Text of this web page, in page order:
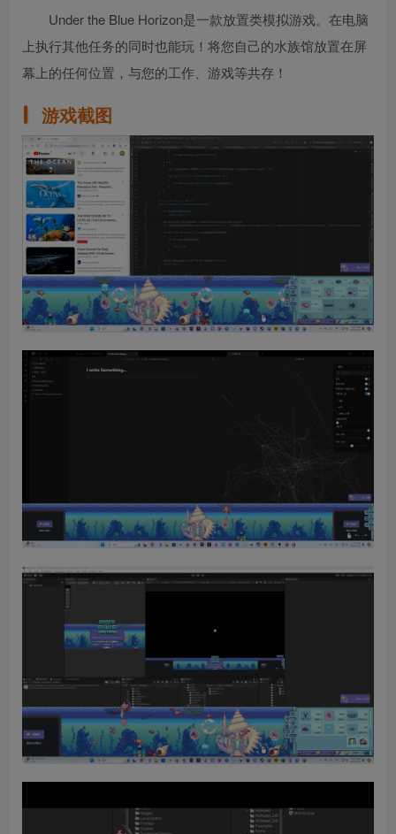
Under the Blue Horizon是一款放置类模拟游戏。在电脑
上执行其他任务的同时也能玩！将您自己的水族馆放置在屏
幕上的任何位置，与您的工作、游戏等共存！
游戏截图